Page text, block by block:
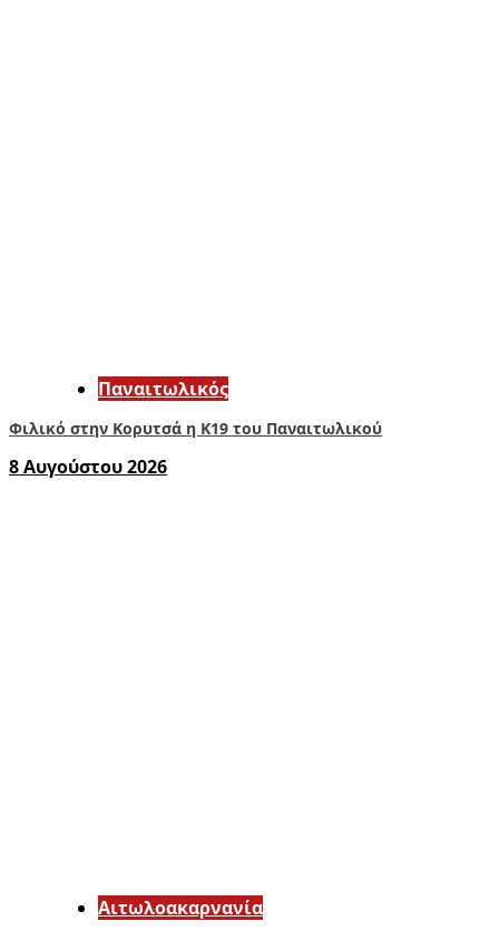
Παναιτωλικός
Φιλικό στην Κορυτσά η Κ19 του Παναιτωλικού
8 Αυγούστου 2026
Αιτωλοακαρνανία